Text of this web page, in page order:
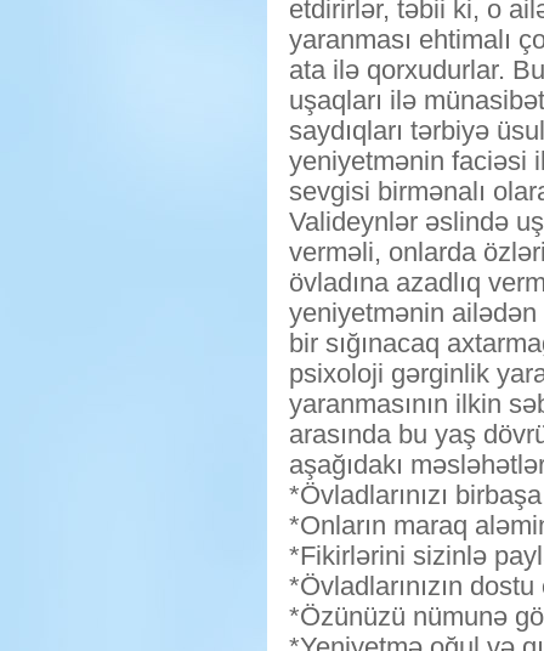
etdirirlər, təbii ki, o
yaranması ehtimalı
ata ilə qorxudurlar.
uşaqları ilə
saydıqları tərbiyə
yeniyetmənin faciəsi
sevgisi birmənalı
Valideynlər əslində
verməli, onlarda
övladına azadlıq
yeniyetmənin
bir sığınacaq
psixoloji gərginlik
yaranmasının ilkin
arasında bu yaş
aşağıdakı
*Övladlarınızı
*Onların maraq
*Fikirlərini sizinlə
*Övladlarınızın
*Özünüzü nümunə